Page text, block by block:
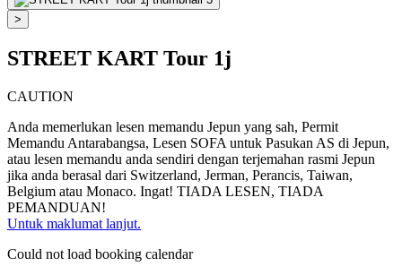
>
STREET KART Tour 1j
CAUTION
Anda memerlukan lesen memandu Jepun yang sah, Permit
Memandu Antarabangsa, Lesen SOFA untuk Pasukan AS di Jepun,
atau lesen memandu anda sendiri dengan terjemahan rasmi Jepun
jika anda berasal dari Switzerland, Jerman, Perancis, Taiwan,
Belgium atau Monaco. Ingat! TIADA LESEN, TIADA
PEMANDUAN!
Untuk maklumat lanjut.
Could not load booking calendar